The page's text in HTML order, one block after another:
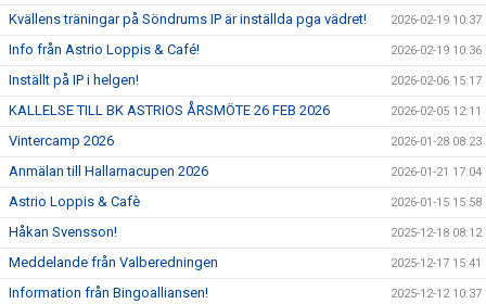
Kvällens träningar på Söndrums IP är inställda pga vädret! 2026-02-19 10:37
Info från Astrio Loppis & Café! 2026-02-19 10:36
Inställt på IP i helgen! 2026-02-06 15:17
KALLELSE TILL BK ASTRIOS ÅRSMÖTE 26 FEB 2026 2026-02-05 12:11
Vintercamp 2026 2026-01-28 08:23
Anmälan till Hallarnacupen 2026 2026-01-21 17:04
Astrio Loppis & Cafè 2026-01-15 15:58
Håkan Svensson! 2025-12-18 08:12
Meddelande från Valberedningen 2025-12-17 15:41
Information från Bingoalliansen! 2025-12-12 10:37